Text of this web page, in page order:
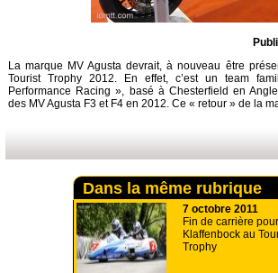
La marque MV Agusta devrait, à nouveau être
Tourist Trophy 2012. En effet, c’est un team
Performance Racing », basé à Chesterfield en
des MV Agusta F3 et F4 en 2012. Ce « retour » de la
Dans la même rubrique
7 octobre 2011
Fin de carrière
Klaffenbock au
Trophy